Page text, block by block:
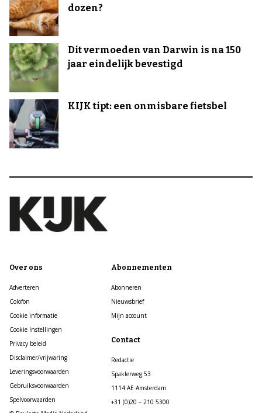
dozen?
Dit vermoeden van Darwin is na 150
jaar eindelijk bevestigd
KIJK tipt: een onmisbare fietsbel
Over ons
Adverteren
Colofon
Cookie informatie
Cookie Instellingen
Privacy beleid
Disclaimer/vrijwaring
Leveringsvoorwaarden
Gebruiksvoorwaarden
Spelvoorwaarden
Abonnementen
Abonneren
Nieuwsbrief
Mijn account
Contact
Redactie
Spaklerweg 53
1114 AE Amsterdam
+31 (0)20 – 210 5300